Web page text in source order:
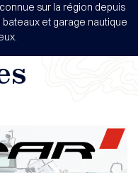
sur la région depuis
et garage nautique